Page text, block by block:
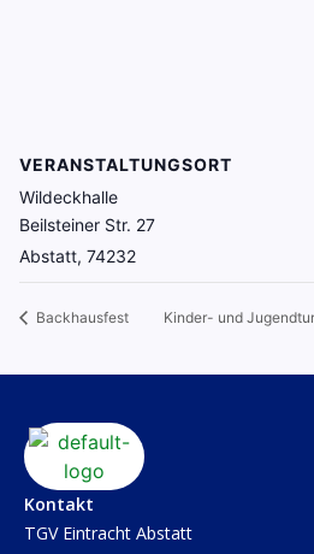
VERANSTALTUNGSORT
Wildeckhalle
Beilsteiner Str. 27
Abstatt, 74232
Backhausfest Kinder- und
Kontakt
TGV Eintracht Abstatt